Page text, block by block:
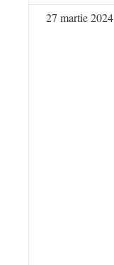
27 martie 2024